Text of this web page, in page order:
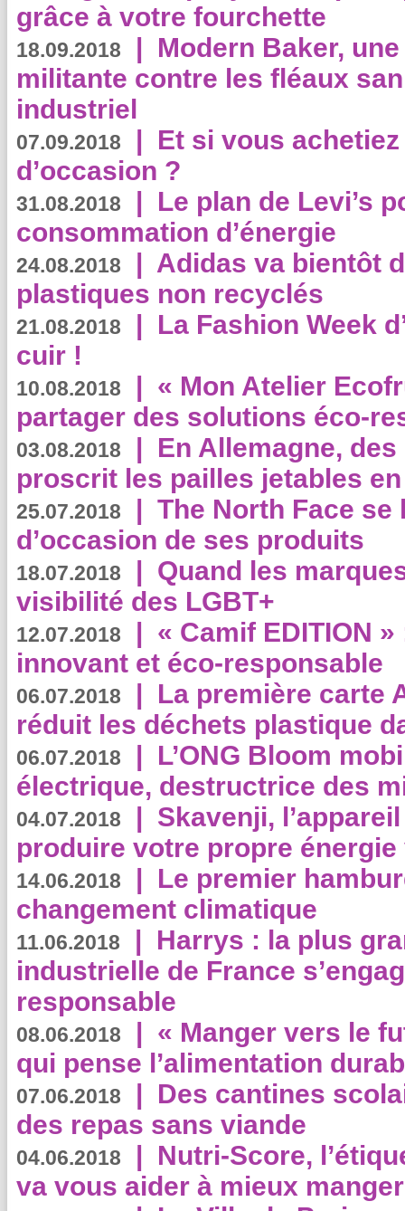
grâce à votre fourchette
18.09.2018 | Modern Baker,
militante contre les fléaux
industriel
07.09.2018 | Et si vous
d’occasion ?
31.08.2018 | Le plan de Levi’s
consommation d’énergie
24.08.2018 | Adidas va bientôt
plastiques non recyclés
21.08.2018 | La Fashion Week
cuir !
10.08.2018 | « Mon Atelier
partager des solutions éco-
03.08.2018 | En Allemagne,
proscrit les pailles jetables
25.07.2018 | The North Face se
d’occasion de ses produits
18.07.2018 | Quand les
visibilité des LGBT+
12.07.2018 | « Camif EDITION
innovant et éco-responsable
06.07.2018 | La première carte
réduit les déchets plastique
06.07.2018 | L’ONG Bloom
électrique, destructrice des
04.07.2018 | Skavenji,
produire votre propre
14.06.2018 | Le premier
changement climatique
11.06.2018 | Harrys : la plus
industrielle de France
responsable
08.06.2018 | « Manger vers le
qui pense l’alimentation
07.06.2018 | Des cantines
des repas sans viande
04.06.2018 | Nutri-Score,
va vous aider à mieux